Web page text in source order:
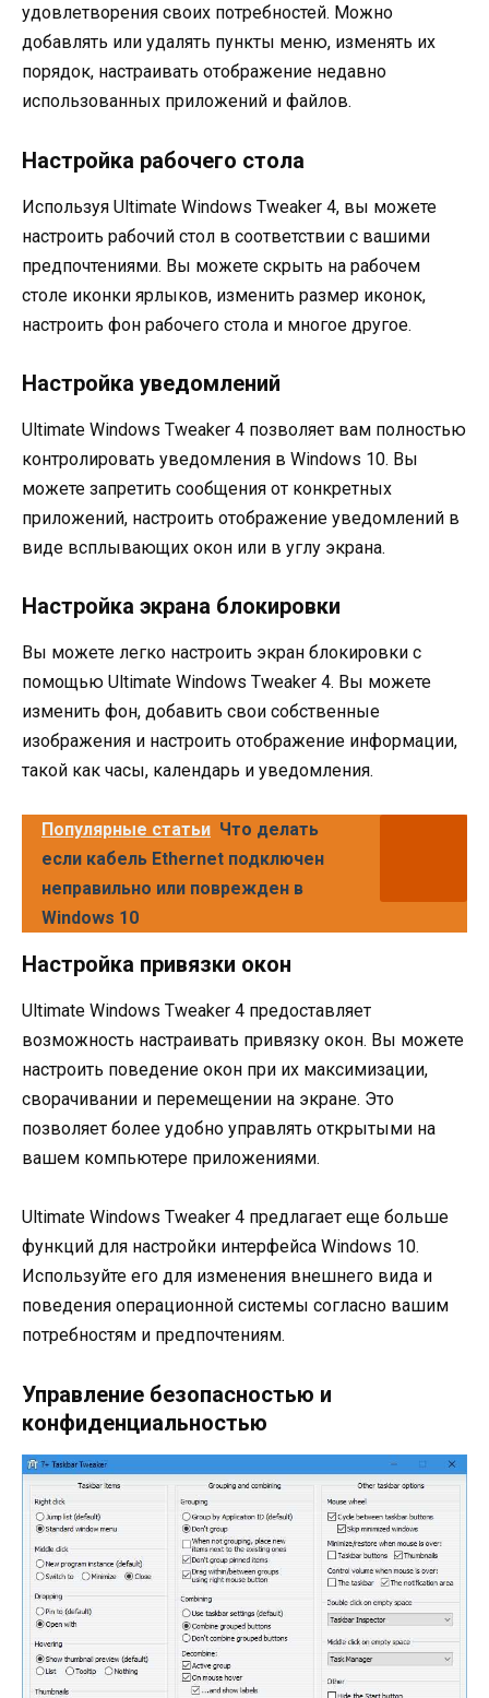
удовлетворения своих потребностей. Можно
добавлять или удалять пункты меню, изменять их
порядок, настраивать отображение недавно
использованных приложений и файлов.
Настройка рабочего стола
Используя Ultimate Windows Tweaker 4, вы можете
настроить рабочий стол в соответствии с вашими
предпочтениями. Вы можете скрыть на рабочем
столе иконки ярлыков, изменить размер иконок,
настроить фон рабочего стола и многое другое.
Настройка уведомлений
Ultimate Windows Tweaker 4 позволяет вам полностью
контролировать уведомления в Windows 10. Вы
можете запретить сообщения от конкретных
приложений, настроить отображение уведомлений в
виде всплывающих окон или в углу экрана.
Настройка экрана блокировки
Вы можете легко настроить экран блокировки с
помощью Ultimate Windows Tweaker 4. Вы можете
изменить фон, добавить свои собственные
изображения и настроить отображение информации,
такой как часы, календарь и уведомления.
Популярные статьи Что делать
если кабель Ethernet подключен
неправильно или поврежден в
Windows 10
Настройка привязки окон
Ultimate Windows Tweaker 4 предоставляет
возможность настраивать привязку окон. Вы можете
настроить поведение окон при их максимизации,
сворачивании и перемещении на экране. Это
позволяет более удобно управлять открытыми на
вашем компьютере приложениями.
Ultimate Windows Tweaker 4 предлагает еще больше
функций для настройки интерфейса Windows 10.
Используйте его для изменения внешнего вида и
поведения операционной системы согласно вашим
потребностям и предпочтениям.
Управление безопасностью и
конфиденциальностью